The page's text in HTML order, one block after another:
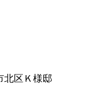
区Ｋ様邸